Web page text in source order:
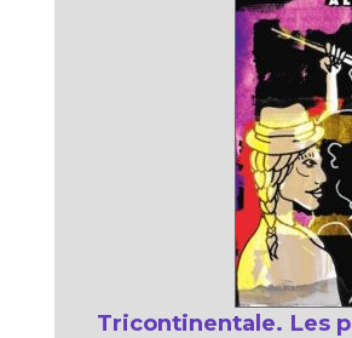
Tricontinentale. Les